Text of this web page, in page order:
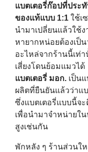
แบตเตอรี่ก๊อปที่ประ
ของแท้แบบ 1:1 ใช้เ
นำมาเปลี่ยนแล้วใช้
หายากหน่อยต้องเป็น
อะไหล่จากร้านนี้เท่
เสี่ยงโดนย้อมแมวได้
แบตเตอรี่ มอก. เป็น
ผลิตที่ยืนยันแล้วว่าแ
ซึ่งแบตเตอรี่แบบนี้จ
เพื่อนำมาจำหน่ายใ
สูงเช่นกัน
พักหลัง ๆ ร้านส่วนใ